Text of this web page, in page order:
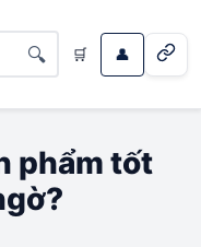
🔍 🛒 👤
phẩm tốt